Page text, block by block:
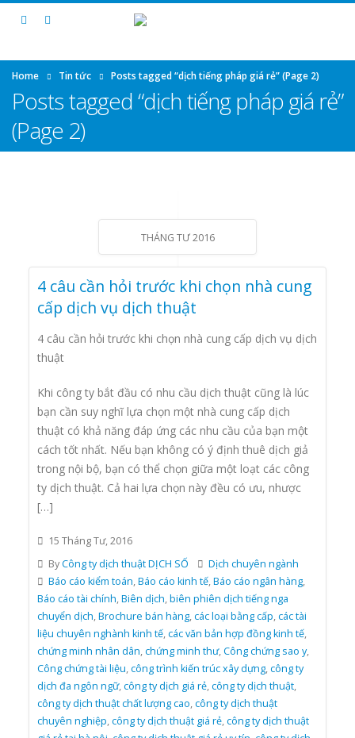
Home Tin tức Posts tagged “dịch tiếng pháp giá rẻ”(Page 2)
Posts tagged “dịch tiếng pháp giá rẻ”
(Page 2)
THÁNG TƯ 2016
4 câu cần hỏi trước khi chọn nhà cung
cấp dịch vụ dịch thuật
4 câu cần hỏi trước khi chọn nhà cung cấp dịch vụ dịch
thuật
Khi công ty bắt đầu có nhu cầu dịch thuật cũng là lúc
bạn cần suy nghĩ lựa chọn một nhà cung cấp dịch
thuật có khả năng đáp ứng các nhu cầu của bạn một
cách tốt nhất. Nếu bạn không có ý định thuê dịch giả
trong nội bộ, bạn có thể chọn giữa một loạt các công
ty dịch thuật. Cả hai lựa chọn này đều có ưu, nhược
[…]
15 Tháng Tư, 2016
ByCông ty dịch thuật DỊCH SỐ
Dịch chuyên ngành
Báo cáo kiểm toán,Báo cáo kinh tế,Báo cáo ngân hàng,
Báo cáo tài chính,Biên dịch,biên phiên dịch tiếng nga
chuyển dịch,Brochure bán hàng,các loại bằng cấp,các tài
liệu chuyên nghành kinh tế,các văn bản hợp đồng kinh tế,
chứng minh nhân dân,chứng minh thư,Công chứng sao y,
Công chứng tài liệu,công trình kiến trúc xây dựng,công ty
dịch đa ngôn ngữ,công ty dịch giá rẻ,công ty dịch thuật,
công ty dịch thuật chất lượng cao,công ty dịch thuật
chuyên nghiệp,công ty dịch thuật giá rẻ,công ty dịch thuật